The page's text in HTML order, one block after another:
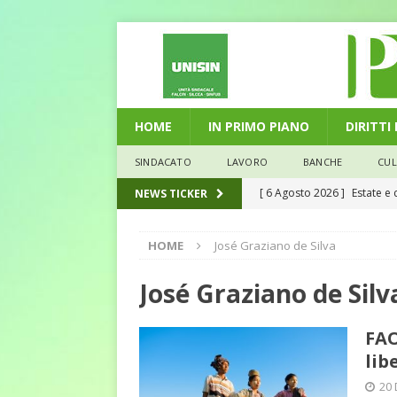
HOME IN PRIMO PIANO DIRITTI
SINDACATO LAVORO BANCHE
NEWS TICKER [ 6 Agosto 2026 ] Estate e
[ 2 Agosto 2026 ]
L'ALTRA PAGINA
[ 28 Luglio 2026 ]
HOME José Graziano de Silva
José Graziano de
20